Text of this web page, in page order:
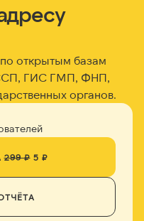
по открытым базам
ГИС ГМП, ФНП,
органов.
299 ₽5 ₽